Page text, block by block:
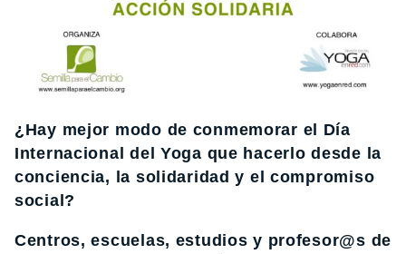
¿Hay mejor modo de conmemorar el Día
Internacional del Yoga que hacerlo desde la
conciencia, la solidaridad y el compromiso
social?
Centros, escuelas, estudios y profesor@s de